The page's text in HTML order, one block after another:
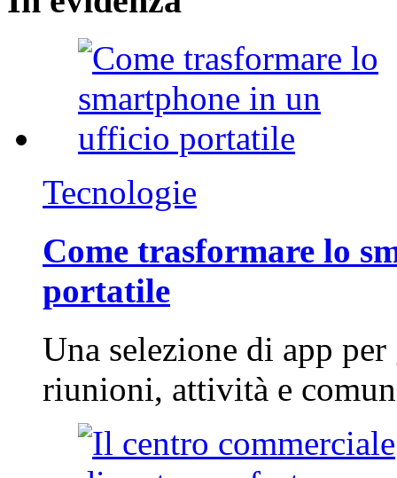
Tecnologie
Come trasformare lo
portatile
Una selezione di app
riunioni, attività e